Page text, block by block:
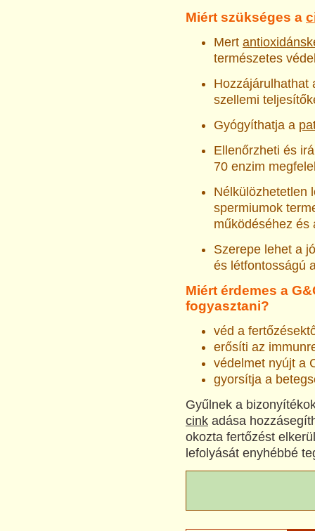
Miért szükséges a
Mert
természetes
Hozzájárulhathat
szellemi
Gyógyíthatja a
Ellenőrzheti és
70 enzim
Nélkülözhetetlen
spermiumok
működéséhez és
Szerepe lehet a
és létfontosságú
Miért érdemes a
fogyasztani?
véd a
erősíti az
védelmet nyújt a
gyorsítja a
Gyűlnek a
cink adása
okozta fertőzést
lefolyását enyhébbé